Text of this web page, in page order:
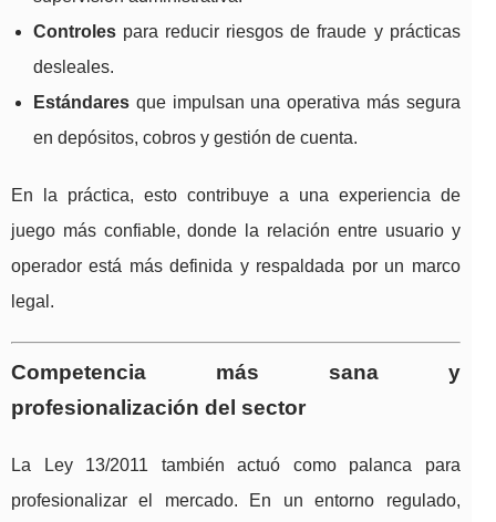
Controles para reducir riesgos de fraude y prácticas
desleales.
Estándares que impulsan una operativa más segura
en depósitos, cobros y gestión de cuenta.
En la práctica, esto contribuye a una experiencia de
juego más confiable, donde la relación entre usuario y
operador está más definida y respaldada por un marco
legal.
Competencia más sana y
profesionalización del sector
La Ley 13/2011 también actuó como palanca para
profesionalizar el mercado. En un entorno regulado,